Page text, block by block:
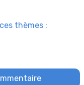
thèmes :